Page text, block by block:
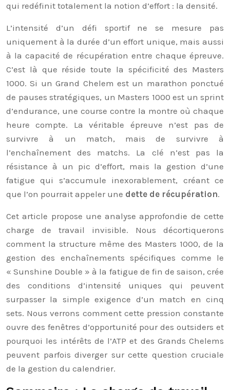
qui redéfinit totalement la notion d’effort : la densité.
L’intensité d’un défi sportif ne se mesure pas
uniquement à la durée d’un effort unique, mais aussi
à la capacité de récupération entre chaque épreuve.
C’est là que réside toute la spécificité des Masters
1000. Si un Grand Chelem est un marathon ponctué
de pauses stratégiques, un Masters 1000 est un sprint
d’endurance, une course contre la montre où chaque
heure compte. La véritable épreuve n’est pas de
survivre à un match, mais de survivre à
l’enchaînement des matchs. La clé n’est pas la
résistance à un pic d’effort, mais la gestion d’une
fatigue qui s’accumule inexorablement, créant ce
que l’on pourrait appeler une dette de récupération.
Cet article propose une analyse approfondie de cette
charge de travail invisible. Nous décortiquerons
comment la structure même des Masters 1000, de la
gestion des enchaînements spécifiques comme le
« Sunshine Double » à la fatigue de fin de saison, crée
des conditions d’intensité uniques qui peuvent
surpasser la simple exigence d’un match en cinq
sets. Nous verrons comment cette pression constante
ouvre des fenêtres d’opportunité pour des outsiders et
pourquoi les intérêts de l’ATP et des Grands Chelems
peuvent parfois diverger sur cette question cruciale
de la gestion du calendrier.